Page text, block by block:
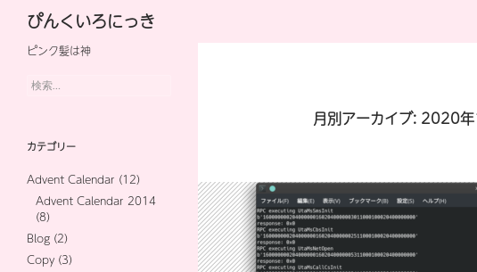
ぴんくいろにっき
月別アーカイブ: 2020
ピンク髪は神
検
カテゴリー
Advent Calendar (12)
Advent Calendar 2014
(8)
Blog (2)
Copy (3)